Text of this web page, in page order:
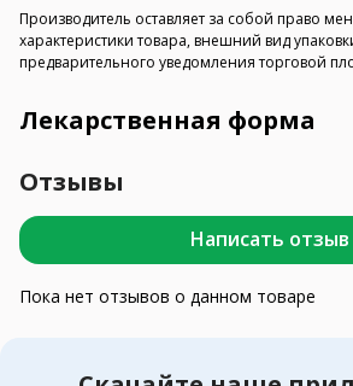
Производитель оставляет за собой право
характеристики товара, внешний вид
предварительного уведомления торговой
Лекарственная форма
Отзывы
Написать отзыв
Пока нет отзывов о данном товаре